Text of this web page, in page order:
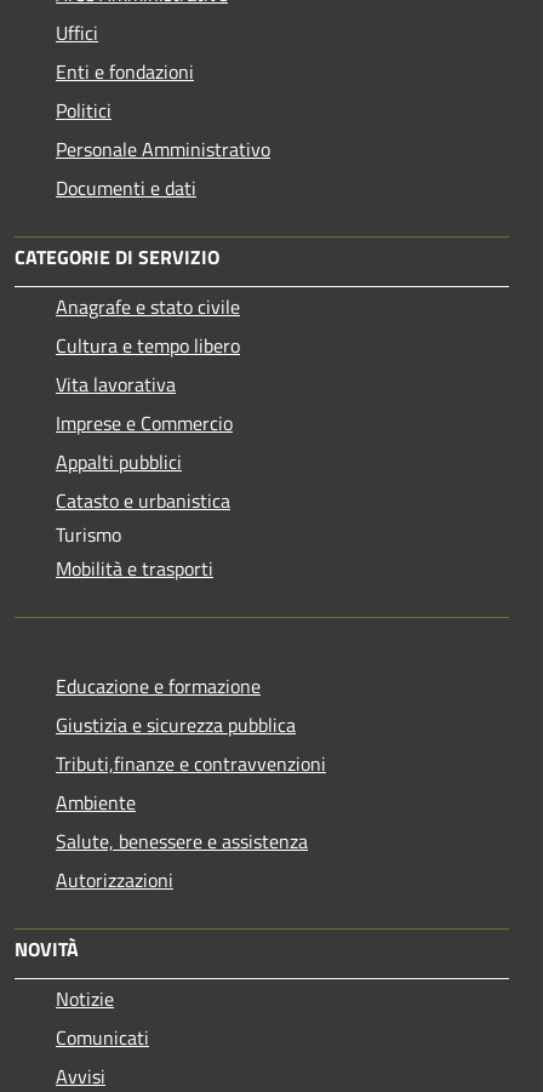
Uffici
Enti e fondazioni
Politici
Personale Amministrativo
Documenti e dati
CATEGORIE DI SERVIZIO
Anagrafe e stato civile
Cultura e tempo libero
Vita lavorativa
Imprese e Commercio
Appalti pubblici
Catasto e urbanistica
Turismo
Mobilità e trasporti
Educazione e formazione
Giustizia e sicurezza pubblica
Tributi,finanze e contravvenzioni
Ambiente
Salute, benessere e assistenza
Autorizzazioni
NOVITÀ
Notizie
Comunicati
Avvisi